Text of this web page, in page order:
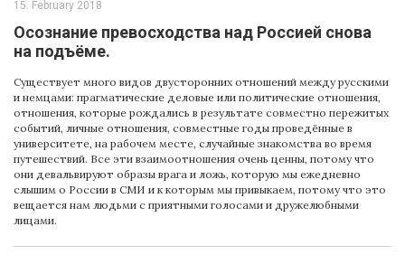
15. February 2018
Осознание превосходства над Россией снова
на подъёме.
Существует много видов двусторонних отношений между русскими
и немцами: прагматические деловые или политические отношения,
отношения, которые рождались в результате совместно пережитых
событий, личные отношения, совместные годы проведённые в
университете, на рабочем месте, случайные знакомства во время
путешествий. Все эти взаимоотношения очень ценны, потому что
они девальвируют образы врага и ложь, которую мы ежедневно
слышим о России в СМИ и к которым мы привыкаем, потому что это
вещается нам людьми с приятными голосами и дружелюбными
лицами.